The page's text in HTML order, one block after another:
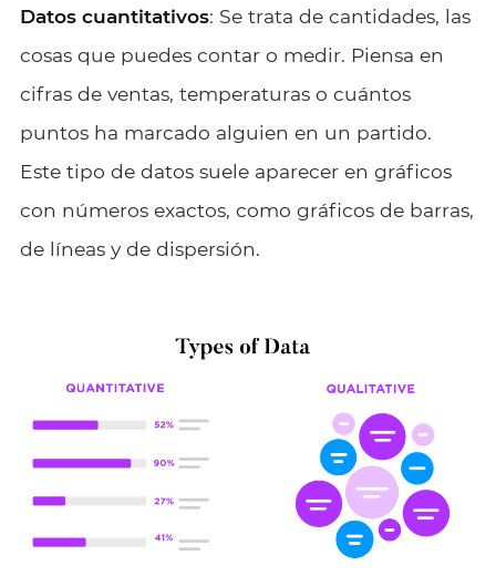
Datos cuantitativos: Se trata de cantidades, las
cosas que puedes contar o medir. Piensa en
cifras de ventas, temperaturas o cuántos
puntos ha marcado alguien en un partido.
Este tipo de datos suele aparecer en gráficos
con números exactos, como gráficos de barras,
de líneas y de dispersión.